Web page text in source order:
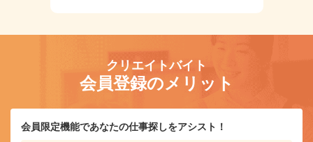
クリエイトバイト
会員登録のメリット
会員限定機能であなたの仕事探しをアシスト！